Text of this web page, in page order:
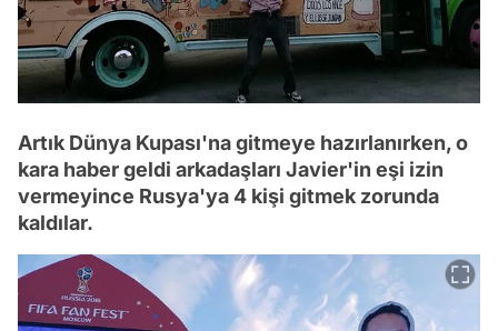
Artık Dünya Kupası'na gitmeye hazırlanırken, o
kara haber geldi arkadaşları Javier'in eşi izin
vermeyince Rusya'ya 4 kişi gitmek zorunda
kaldılar.